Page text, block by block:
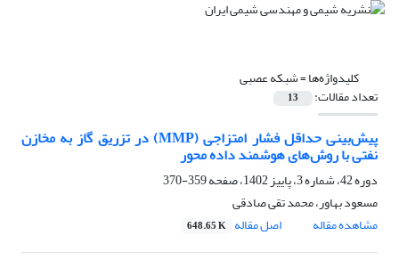
کلیدواژه‌ها =شبکه عصبی
تعداد مقالات: 13
پیش‌بینی حداقل فشار امتزاجی (MMP) در تزریق گاز به مخازن
نفتی با روش‌های هوشمند داده محور
دوره 42، شماره 3، پاییز 1402، صفحه
359-370
مسعود بهاور، محمد تقی صادقی
مشاهده مقاله
اصل مقاله 648.65 K